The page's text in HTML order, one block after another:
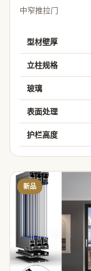
中窄推拉门
型材壁厚
立柱规格
玻璃
表面处理
护栏高度
新品